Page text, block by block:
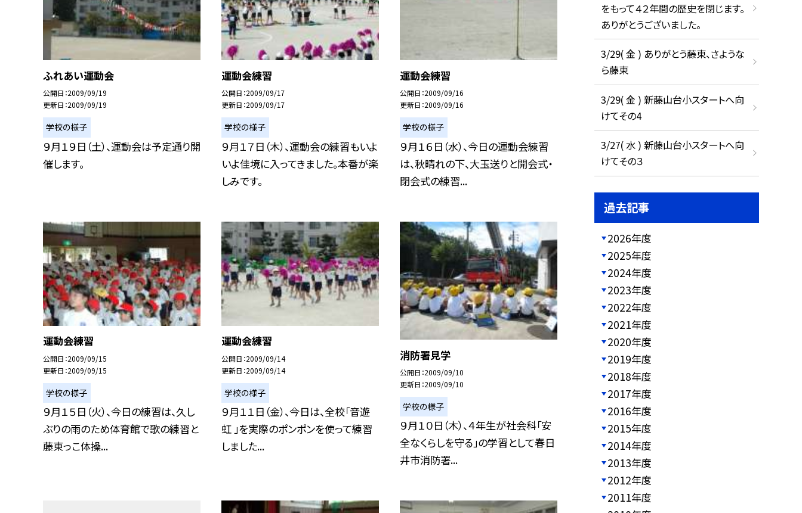
ふれあい運動会
公開日 2009/09/19
更新日 2009/09/19
学校の様子
９月１９日（土）、運動会は予定通り開
催します。
運動会練習
公開日 2009/09/17
更新日 2009/09/17
学校の様子
９月１７日（木）、運動会の練習もいよ
いよ佳境に入ってきました。本番が楽
しみです。
運動会練習
公開日 2009/09/16
更新日 2009/09/16
学校の様子
９月１６日（水）、今日の運動会練習
は、秋晴れの下、大玉送りと開会式・
閉会式の練習...
運動会練習
公開日 2009/09/15
更新日 2009/09/15
学校の様子
９月１５日（火）、今日の練習は、久し
ぶりの雨のため体育館で歌の練習と
藤東っこ体操...
運動会練習
公開日 2009/09/14
更新日 2009/09/14
学校の様子
９月１１日（金）、今日は、全校「音遊
虹 」を実際のポンポンを使って練習
しました...
消防署見学
公開日 2009/09/10
更新日 2009/09/10
学校の様子
９月１０日（木）、４年生が社会科「安
全なくらしを守る」の学習として春日
井市消防署...
をもって４２年間の歴史を閉じます。
ありがとうございました。
3/29( 金 ) ありがとう藤東、さような
ら藤東
3/29( 金 ) 新藤山台小スタートへ向
けてその4
3/27( 水 ) 新藤山台小スタートへ向
けてその３
過去記事
2026年度
2025年度
2024年度
2023年度
2022年度
2021年度
2020年度
2019年度
2018年度
2017年度
2016年度
2015年度
2014年度
2013年度
2012年度
2011年度